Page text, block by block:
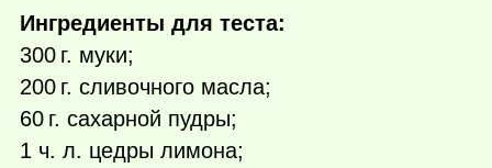
Ингредиенты для теста:
300 г. муки;
200 г. сливочного масла;
60 г. сахарной пудры;
1 ч. л. цедры лимона;